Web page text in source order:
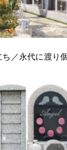
／永代に渡り